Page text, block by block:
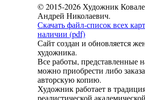
© 2015-2026 Художник
Андрей Николаевич.
Скачать файл-список всех
наличии (pdf)
Сайт создан и обновляется
художника.
Все работы, представленные
можно приобрести либо
авторскую копию.
Художник работает в
реалистической академической